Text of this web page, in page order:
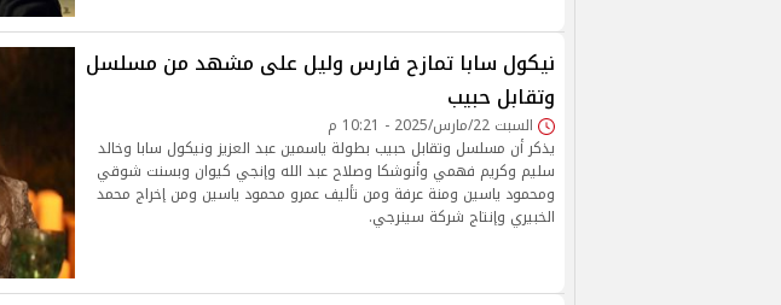
نيكول سابا تمازح فارس وليل على مشهد من مسلسل
وتقابل حبيب
السبت 22/مارس/2025 - 10:21 م
يذكر أن مسلسل وتقابل حبيب بطولة ياسمين عبد العزيز ونيكول سابا وخالد
سليم وكريم فهمي وأنوشكا وصلاح عبد الله وإنجي كيوان وبسنت شوقي
ومحمود ياسين ومنة عرفة ومن تأليف عمرو محمود ياسين ومن إخراج محمد
الخبيري وإنتاج شركة سينرجي.